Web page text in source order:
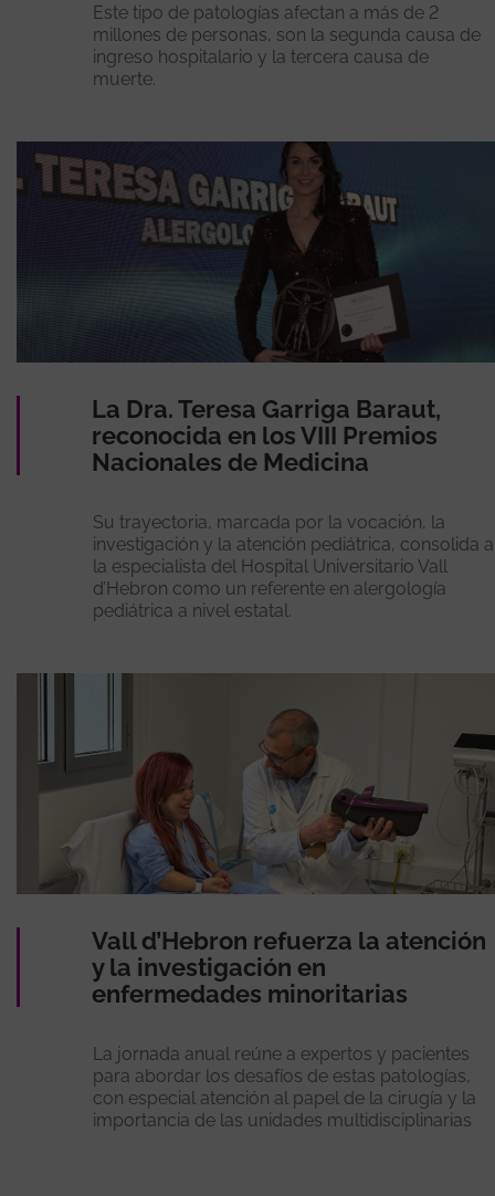
Este tipo de patologías afectan a más de 2
millones de personas, son la segunda causa de
ingreso hospitalario y la tercera causa de
muerte.
La Dra. Teresa Garriga Baraut,
reconocida en los VIII Premios
Nacionales de Medicina
Su trayectoria, marcada por la vocación, la
investigación y la atención pediátrica, consolida a
la especialista del Hospital Universitario Vall
d’Hebron como un referente en alergología
pediátrica a nivel estatal.
Vall d’Hebron refuerza la atención
y la investigación en
enfermedades minoritarias
La jornada anual reúne a expertos y pacientes
para abordar los desafíos de estas patologías,
con especial atención al papel de la cirugía y la
importancia de las unidades multidisciplinarias